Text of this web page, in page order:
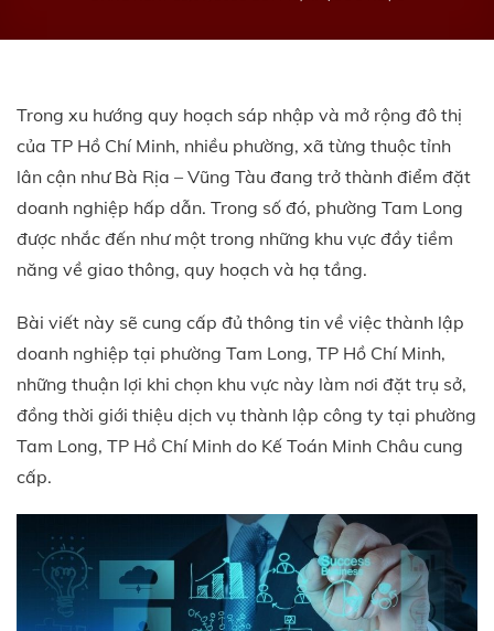
Trong xu hướng quy hoạch sáp nhập và mở rộng đô thị
của TP Hồ Chí Minh, nhiều phường, xã từng thuộc tỉnh
lân cận như Bà Rịa – Vũng Tàu đang trở thành điểm đặt
doanh nghiệp hấp dẫn. Trong số đó, phường Tam Long
được nhắc đến như một trong những khu vực đầy tiềm
năng về giao thông, quy hoạch và hạ tầng.
Bài viết này sẽ cung cấp đủ thông tin về việc thành lập
doanh nghiệp tại phường Tam Long, TP Hồ Chí Minh,
những thuận lợi khi chọn khu vực này làm nơi đặt trụ sở,
đồng thời giới thiệu dịch vụ thành lập công ty tại phường
Tam Long, TP Hồ Chí Minh do Kế Toán Minh Châu cung
cấp.